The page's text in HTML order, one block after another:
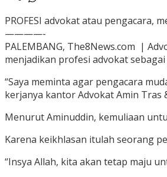
PROFESI advokat atau pengacara,
————-
PALEMBANG, The8News.com |
menjadikan profesi advokat
“Saya meminta agar pengacara
kerjanya kantor Advokat Amin Tras
Menurut Aminuddin, kemuliaan
Karena keikhlasan itulah seorang
“Insya Allah, kita akan tetap maju